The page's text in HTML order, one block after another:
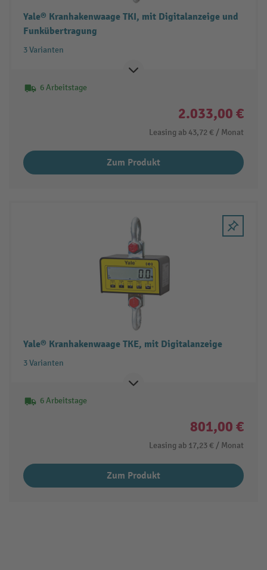
Yale® Kranhakenwaage TKI, mit Digitalanzeige und
Funkübertragung
3 Varianten
6 Arbeitstage
2.033,00 €
Leasing ab 43,72 € / Monat
Zum Produkt
Yale® Kranhakenwaage TKE, mit Digitalanzeige
3 Varianten
6 Arbeitstage
801,00 €
Leasing ab 17,23 € / Monat
Zum Produkt